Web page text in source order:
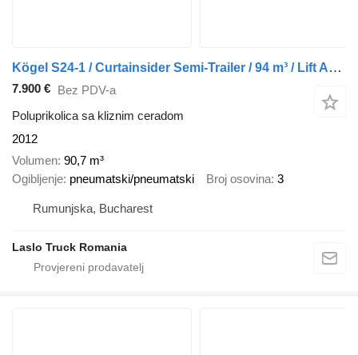
Kögel S24-1 / Curtainsider Semi-Trailer / 94 m³ / Lift Axle / Safety R
7.900 € Bez PDV-a
Poluprikolica sa kliznim ceradom
2012
Volumen 90,7 m³
Ogibljenje pneumatski/pneumatski Broj osovina 3
Rumunjska, Bucharest
Laslo Truck Romania